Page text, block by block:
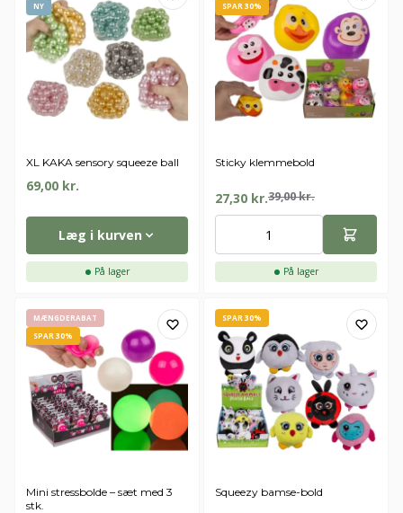
NY
XL KAKA sensory squeeze ball
69,00 kr.
Læg i kurven
På lager
SPAR 30%
Sticky klemmebold
27,30 kr.39,00kr.
På lager
MÆNGDERABAT
SPAR 30%
Mini stressbolde – sæt med 3
stk.
SPAR 30%
Squeezy bamse-bold